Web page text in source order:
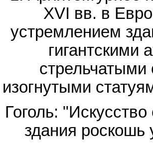
XVI вв. в
устремлением
изогнутыми
Гоголь:
здания роскошь